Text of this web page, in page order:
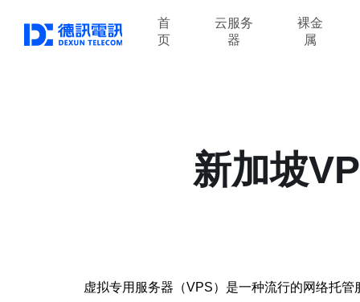
首
页
云服务
器
裸金
属
新加坡
虚拟专用服务器（VPS）是一种流行的网络托